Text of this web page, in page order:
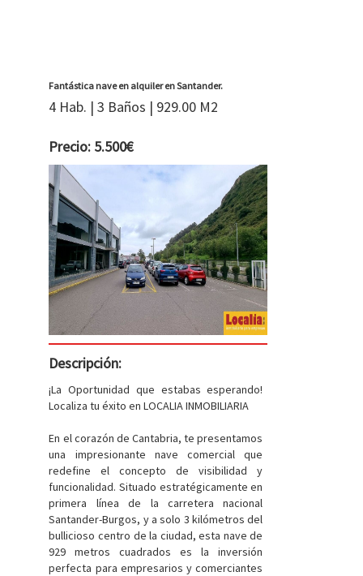
Fantástica nave en alquiler en Santander.
4 Hab. | 3 Baños | 929.00 M2
Precio: 5.500€
Descripción:
¡La Oportunidad que estabas esperando!
Localiza tu éxito en LOCALIA INMOBILIARIA
En el corazón de Cantabria, te presentamos
una impresionante nave comercial que
redefine el concepto de visibilidad y
funcionalidad. Situado estratégicamente en
primera línea de la carretera nacional
Santander-Burgos, y a solo 3 kilómetros del
bullicioso centro de la ciudad, esta nave de
929 metros cuadrados es la inversión
perfecta para empresarios y comerciantes